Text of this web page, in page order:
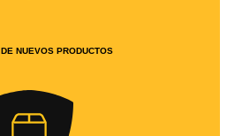
NUEVOS PRODUCTOS